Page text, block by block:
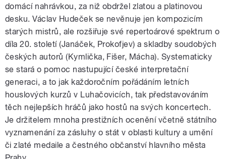
domácí nahrávkou, za niž obdržel zlatou a platinovou
desku. Václav Hudeček se nevěnuje jen kompozicím
starých mistrů, ale rozšiřuje své repertoárové spektrum o
díla 20. století (Janáček, Prokofjev) a skladby soudobých
českých autorů (Kymlička, Fišer, Mácha). Systematicky
se stará o pomoc nastupující české interpretační
generaci, a to jak každoročním pořádáním letních
houslových kurzů v Luhačovicích, tak představováním
těch nejlepších hráčů jako hostů na svých koncertech.
Je držitelem mnoha prestižních ocenění včetně státního
vyznamenání za zásluhy o stát v oblasti kultury a umění
či zlaté medaile a čestného občanství hlavního města